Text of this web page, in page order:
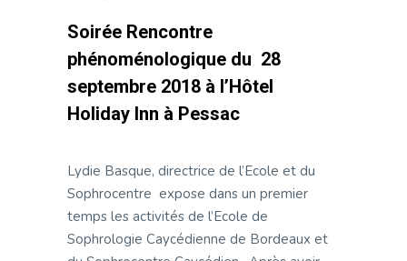
Soirée Rencontre
phénoménologique du 28
septembre 2018 à l’Hôtel
Holiday Inn à Pessac
Lydie Basque, directrice de l’Ecole et du
Sophrocentre expose dans un premier
temps les activités de l’Ecole de
Sophrologie Caycédienne de Bordeaux et